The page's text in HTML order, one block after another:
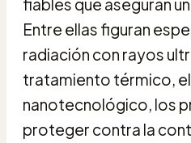
fiables que aseguran
Entre ellas figuran
radiación con rayos
tratamiento térmico,
nanotecnológico, los
proteger contra la